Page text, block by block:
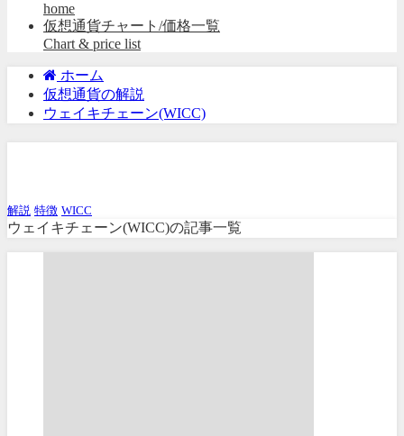
home
仮想通貨チャート/価格一覧
Chart & price list
ホーム
仮想通貨の解説
ウェイキチェーン(WICC)
解説 特徴 WICC
ウェイキチェーン(WICC)の記事一覧